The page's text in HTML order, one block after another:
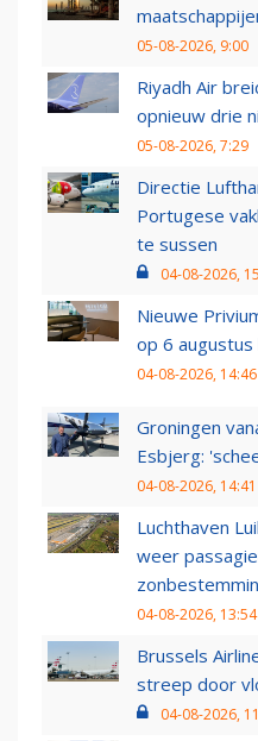
05-08-2026, 9:00
Riyadh Air
opnieuw drie
05-08-2026, 7:29
Directie
Portugese
te sussen
04-08-2026,
Nieuwe
op 6 augustus
04-08-2026, 14:46
Groningen
Esbjerg:
04-08-2026, 14:41
Luchthaven
weer
04-08-2026, 13:54
Brussels
streep door
04-08-2026,